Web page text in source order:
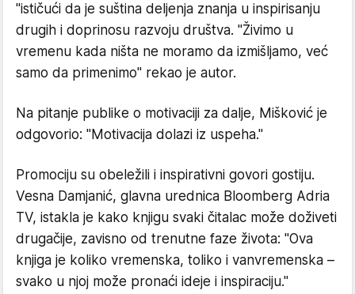
"ističući da je suština deljenja znanja u inspirisanju
drugih i doprinosu razvoju društva. "Živimo u
vremenu kada ništa ne moramo da izmišljamo, već
samo da primenimo" rekao je autor.
Na pitanje publike o motivaciji za dalje, Mišković je
odgovorio: "Motivacija dolazi iz uspeha."
Promociju su obeležili i inspirativni govori gostiju.
Vesna Damjanić, glavna urednica Bloomberg Adria
TV, istakla je kako knjigu svaki čitalac može doživeti
drugačije, zavisno od trenutne faze života: "Ova
knjiga je koliko vremenska, toliko i vanvremenska –
svako u njoj može pronaći ideje i inspiraciju."